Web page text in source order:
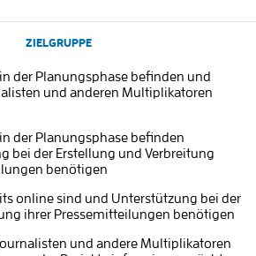
ZIELGRUPPE
der Planungsphase befinden und
und anderen Multiplikatoren
der Planungsphase befinden
bei der Erstellung und Verbreitung
benötigen
online sind und Unterstützung bei der
ihrer Pressemitteilungen benötigen
und andere Multiplikatoren